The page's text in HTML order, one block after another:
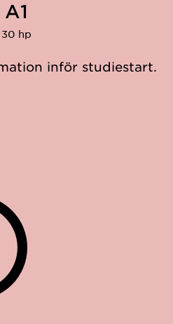
A1
30 hp
inför studiestart.